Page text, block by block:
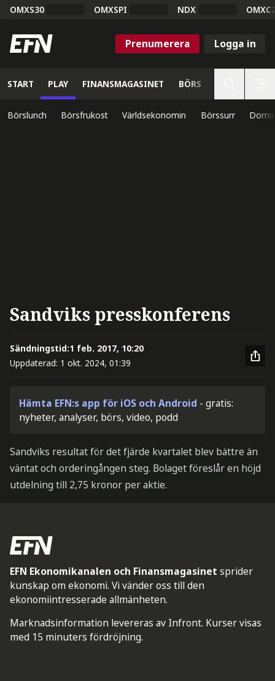
OMXS30 OMXSPI NDX
Prenumerera Logga in
START PLAY FINANSMAGASINET BÖRS
Börslunch Börsfrukost Världsekonomin Börssurr
Sandviks presskonferens
Sändningstid:1 feb. 2017, 10:20
Uppdaterad: 1 okt. 2024, 01:39
Hämta EFN:s app för iOS och Android - gratis:
nyheter, analyser, börs, video, podd
Sandviks resultat för det fjärde kvartalet blev bättre än
väntat och orderingången steg. Bolaget föreslår en höjd
utdelning till 2,75 kronor per aktie.
EFN Ekonomikanalen och Finansmagasinet sprider
kunskap om ekonomi. Vi vänder oss till den
ekonomiintresserade allmänheten.
Marknadsinformation levereras av Infront. Kurser visas
med 15 minuters fördröjning.